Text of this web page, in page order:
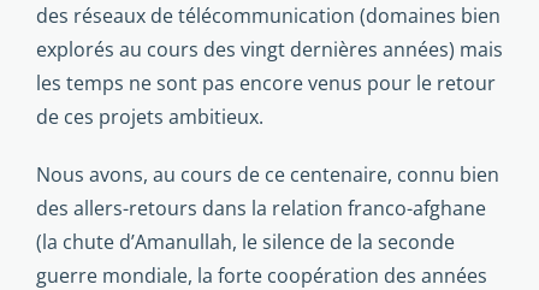
des réseaux de télécommunication (domaines bien
explorés au cours des vingt dernières années) mais
les temps ne sont pas encore venus pour le retour
de ces projets ambitieux.
Nous avons, au cours de ce centenaire, connu bien
des allers-retours dans la relation franco-afghane
(la chute d’Amanullah, le silence de la seconde
guerre mondiale, la forte coopération des années